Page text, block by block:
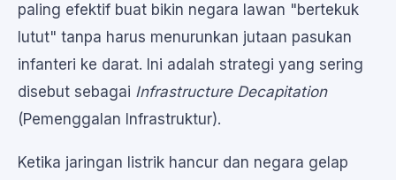
paling efektif buat bikin negara lawan "bertekuk
lutut" tanpa harus menurunkan jutaan pasukan
infanteri ke darat. Ini adalah strategi yang sering
disebut sebagai Infrastructure Decapitation
(Pemenggalan Infrastruktur).
Ketika jaringan listrik hancur dan negara gelap